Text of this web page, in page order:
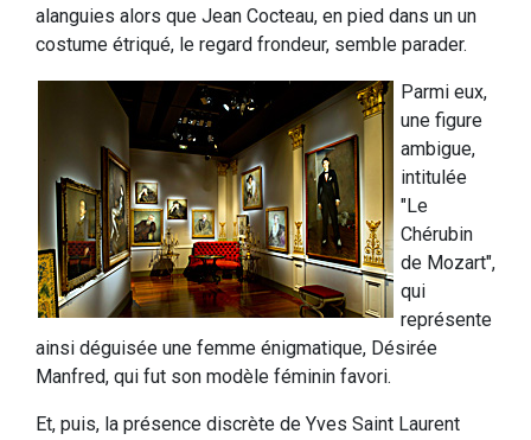
alanguies alors que Jean Cocteau, en pied dans un un
costume étriqué, le regard frondeur, semble parader.
Parmi eux,
une figure
ambigue,
intitulée
"Le
Chérubin
de Mozart",
qui
représente
ainsi déguisée une femme énigmatique, Désirée
Manfred, qui fut son modèle féminin favori.
Et, puis, la présence discrète de Yves Saint Laurent